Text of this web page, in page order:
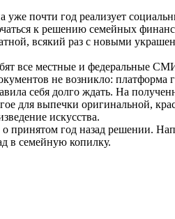
почти год реализует
к решению семейных
всякий раз с новыми
все местные и федеральные
не возникло: платформа
себя долго ждать. На
для выпечки оригинальной,
искусства.
о принятом год назад решении.
в семейную копилку.